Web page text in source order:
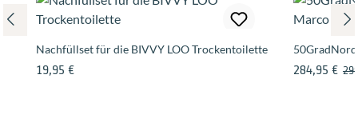
Nachfüllset für die BIVVY LOO Trockentoilette
Regulärer Preis:
19,95 € 284,95 €